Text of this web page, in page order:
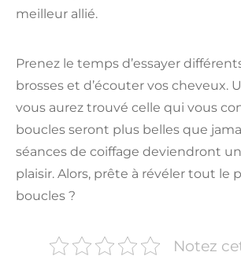
meilleur allié.
Prenez le temps d’essayer
brosses et d’écouter vos cheveux.
vous aurez trouvé celle qui vous
boucles seront plus belles que
séances de coiffage deviendront
plaisir. Alors, prête à révéler tout le
boucles ?
Notez